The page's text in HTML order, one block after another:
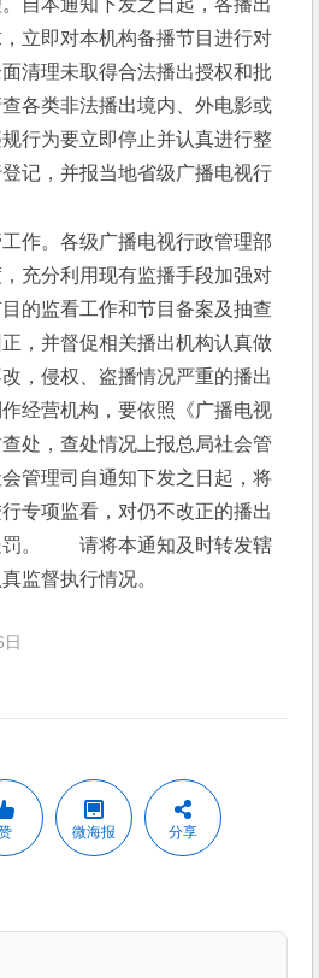
自本通知下发之日起，各播出
立即对本机构备播节目进行对
清理未取得合法播出授权和批
各类非法播出境内、外电影或
行为要立即停止并认真进行整
记，并报当地省级广播电视行
作。各级广播电视行政管理部
充分利用现有监播手段加强对
的监看工作和节目备案及抽查
，并督促相关播出机构认真做
，侵权、盗播情况严重的播出
经营机构，要依照《广播电视
处，查处情况上报总局社会管
管理司自通知下发之日起，将
专项监看，对仍不改正的播出
。　　请将本通知及时转发辖
监督执行情况。
微海报 分享